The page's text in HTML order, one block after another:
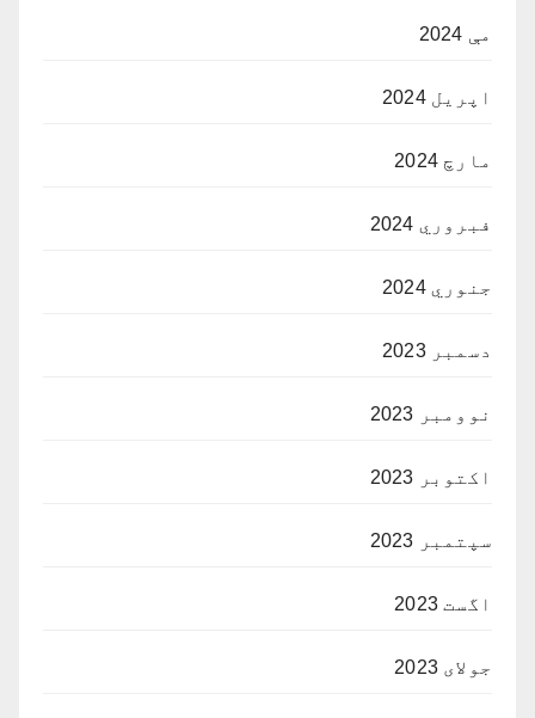
مې 2024
اپریل 2024
مارچ 2024
فبروري 2024
جنوري 2024
دسمبر 2023
نوومبر 2023
اکتوبر 2023
سپتمبر 2023
اگست 2023
جولای 2023